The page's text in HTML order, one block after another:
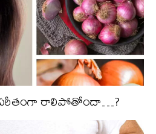
విపరీతంగా రాలిపోతోందా…?